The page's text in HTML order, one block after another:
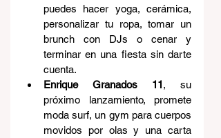
puedes hacer yoga, cerámica,
personalizar tu ropa, tomar un
brunch con DJs o cenar y
terminar en una fiesta sin darte
cuenta.
Enrique Granados 11, su
próximo lanzamiento, promete
moda surf, un gym para cuerpos
movidos por olas y una carta